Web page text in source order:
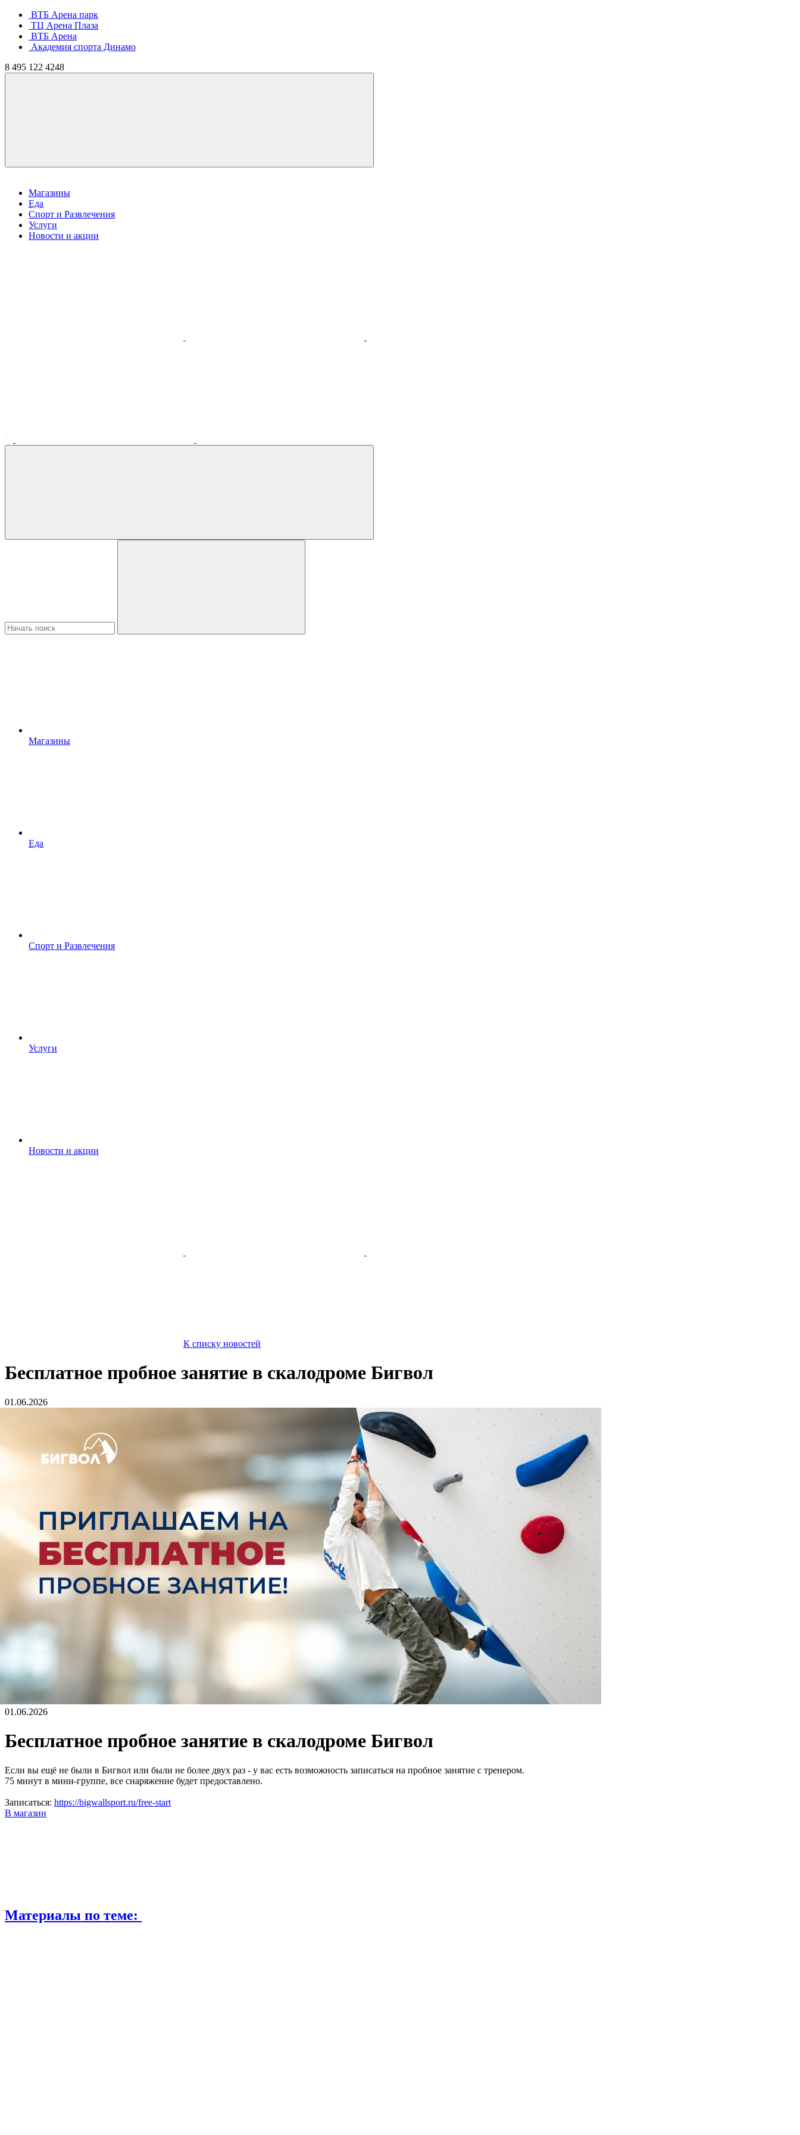
ВТБ Арена парк
ТЦ Арена Плаза
ВТБ Арена
Академия спорта Динамо
8 495 122 4248
Магазины
Еда
Спорт и Развлечения
Услуги
Новости и акции
Магазины
Еда
Спорт и Развлечения
Услуги
Новости и акции
К списку новостей
Бесплатное пробное занятие в скалодроме Бигвол
01.06.2026
01.06.2026
Бесплатное пробное занятие в скалодроме Бигвол
Если вы ещё не были в Бигвол или были не более двух раз - у вас есть возможность записаться на пробное занятие с тренером.
75 минут в мини-группе, все снаряжение будет предоставлено.
Записаться: https://bigwallsport.ru/free-start
В магазин
Материалы по теме: